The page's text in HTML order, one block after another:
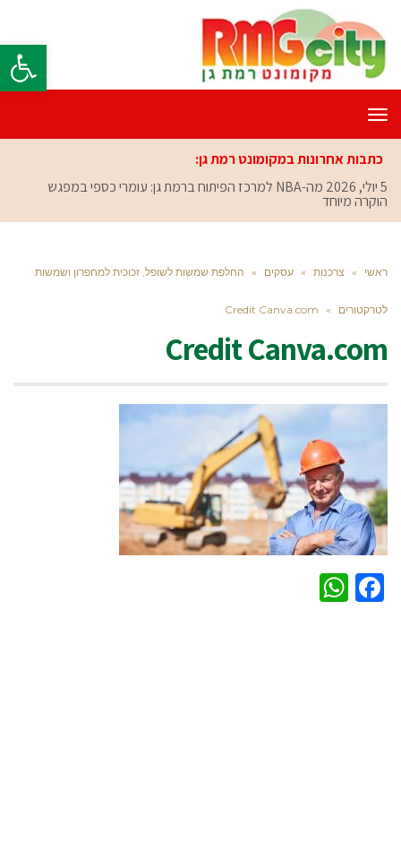
פתח
תפריט
כתבות אחרונות במקומונט רמת גן:
5 יולי, 2026
מה-NBA למרכז הפיתוח ברמת גן: עומרי כספי במפגש
הוקרה מיוחד
ראשי » צרכנות » עסקים » החלפת שמשות לשופל, זכוכית למחפרון ושמשות
לטרקטורים »
Credit Canva.com
Credit Canva.com
Facebook